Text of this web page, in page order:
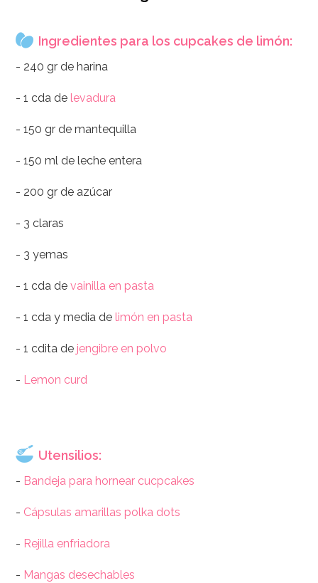
Ingredientes para los cupcakes de limón:
- 240 gr de harina
- 1 cda de levadura
- 150 gr de mantequilla
- 150 ml de leche entera
- 200 gr de azúcar
- 3 claras
- 3 yemas
- 1 cda devainilla en pasta
- 1 cda y media de limón en pasta
- 1 cdita de jengibre en polvo
- Lemon curd
Utensilios:
- Bandeja para hornear cucpcakes
- Cápsulas amarillas polka dots
- Rejilla enfriadora
- Mangas desechables